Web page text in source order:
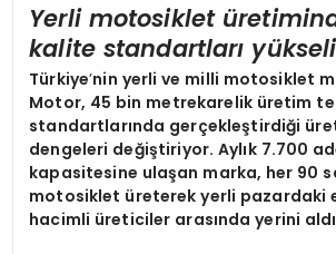
Yerli motosiklet
kalite standartları
Türkiye’nin yerli ve milli motosiklet
Motor, 45 bin metrekarelik üretim
standartlarında gerçekleştirdiği
dengeleri değiştiriyor. Aylık 7.700
kapasitesine ulaşan marka, her 90
motosiklet üreterek yerli pazardaki
hacimli üreticiler arasında yerini